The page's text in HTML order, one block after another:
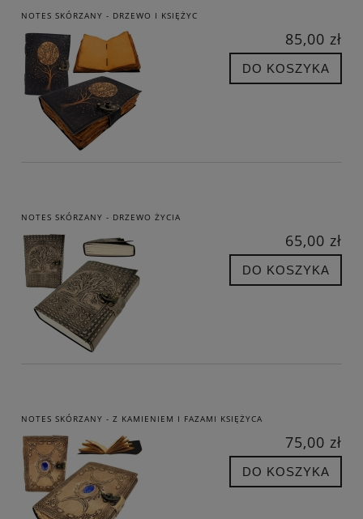
NOTES SKÓRZANY - DRZEWO I KSIĘŻYC
85,00 zł
DO KOSZYKA
NOTES SKÓRZANY - DRZEWO ŻYCIA
65,00 zł
DO KOSZYKA
NOTES SKÓRZANY - Z KAMIENIEM I FAZAMI KSIĘŻYCA
75,00 zł
DO KOSZYKA